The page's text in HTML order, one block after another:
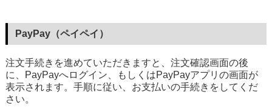
PayPay（ペイペイ）
注文手続きを進めていただきますと、注文確認画面の後
に、PayPayへログイン、もしくはPayPayアプリの画面が
表示されます。手順に従い、お支払いの手続きをしてくだ
さい。